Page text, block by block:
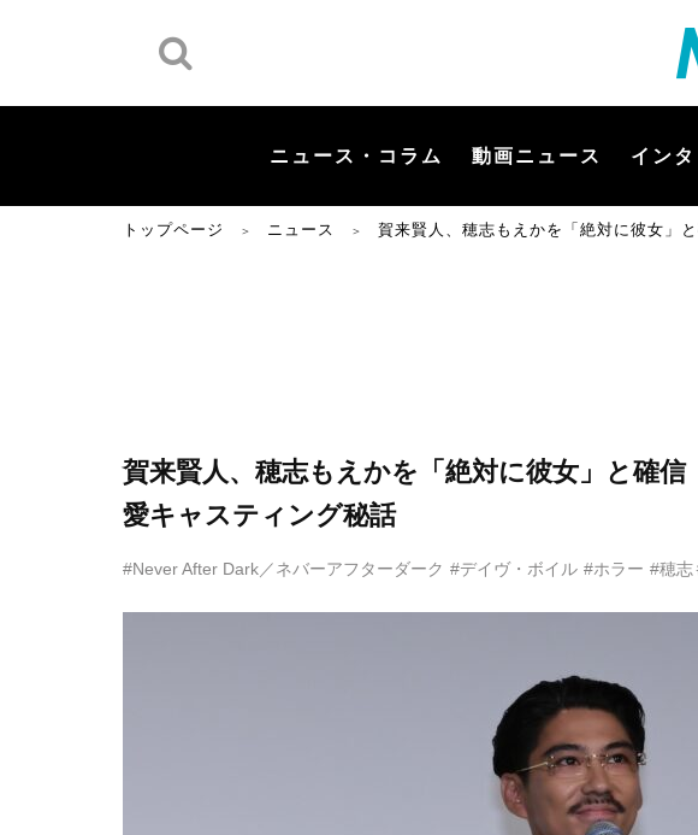
ニュース・コラム 動画ニュース イン
トップページ ＞ ニュース ＞ 賀来賢人、穂志もえかを「絶対に彼女
賀来賢人、穂志もえかを「絶対に彼女」と確
愛キャスティング秘話
#Never After Dark／ネバーアフターダーク #デイヴ・ボイル #ホラー #穂志